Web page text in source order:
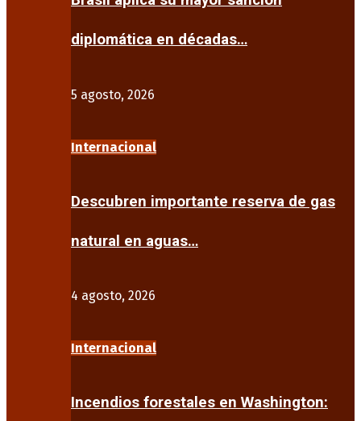
diplomática en décadas…
5 agosto, 2026
Internacional
Descubren importante reserva de gas
natural en aguas…
4 agosto, 2026
Internacional
Incendios forestales en Washington: